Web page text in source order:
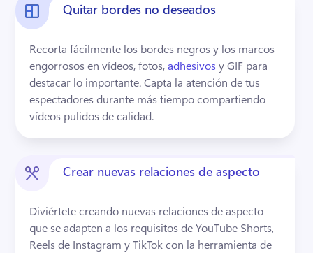
Quitar bordes no deseados
Recorta fácilmente los bordes negros y los marcos
engorrosos en vídeos, fotos, adhesivos y GIF para
destacar lo importante. Capta la atención de tus
espectadores durante más tiempo compartiendo
vídeos pulidos de calidad.
Crear nuevas relaciones de aspecto
Diviértete creando nuevas relaciones de aspecto
que se adapten a los requisitos de YouTube Shorts,
Reels de Instagram y TikTok con la herramienta de